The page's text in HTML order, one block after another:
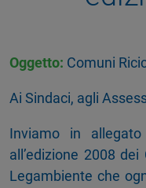
Oggetto: Comuni
Ai Sindaci, agli
Inviamo in
all’edizione 2008
Legambiente che